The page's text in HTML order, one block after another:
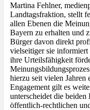
Martina Fehlner,
Landtagsfraktion, stellt
allen Ebenen die
Bayern zu erhalten und
Bürger davon direkt
vielseitiger sie informiert
ihre Urteilsfähigkeit
hierzu seit vielen Jahren
Engagement gilt es
unterscheidet die
öffentlich-rechtlichen